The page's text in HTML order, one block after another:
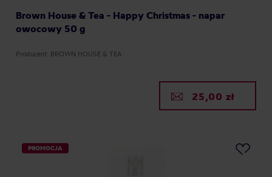
Brown House & Tea - Happy Christmas - napar
owocowy 50 g
Producent: BROWN HOUSE & TEA
25,00 zł
PROMOCJA